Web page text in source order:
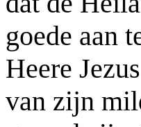
goede aan
Heere
van zijn